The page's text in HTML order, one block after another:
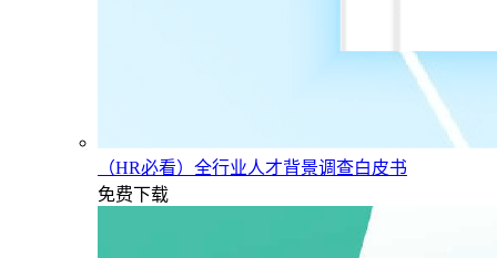
（HR必看）全行业人才背景调查白皮书
免费下载